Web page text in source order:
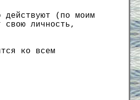
действуют (по моим
личность,
ко всем